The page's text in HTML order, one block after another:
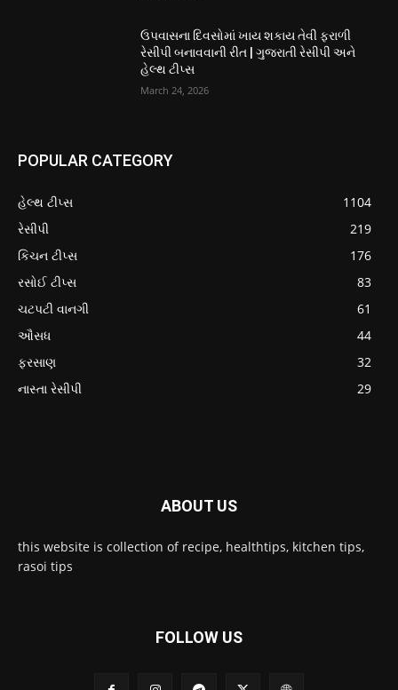
ઉપવાસના દિવસોમાં ખાય શકાય તેવી ફરાળી
રેસીપી બનાવવાની રીત | ગુજરાતી રેસીપી અને
હેલ્થ ટીપ્સ
March 24, 2026
POPULAR CATEGORY
હેલ્થ ટીપ્સ
1104
રેસીપી
219
કિચન ટીપ્સ
176
રસોઈ ટીપ્સ
83
ચટપટી વાનગી
61
ઔસધ
44
ફરસાણ
32
નાસ્તા રેસીપી
29
ABOUT US
this website is collection of recipe, healthtips, kitchen tips,
rasoi tips
FOLLOW US